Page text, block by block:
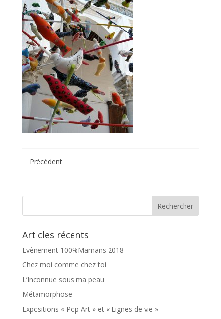
Précédent
Articles récents
Evènement 100%Mamans 2018
Chez moi comme chez toi
L’Inconnue sous ma peau
Métamorphose
Expositions « Pop Art » et « Lignes de vie »